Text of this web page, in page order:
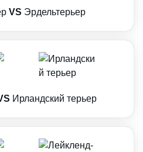
VS Эрдельтерьер
Ирландский терьер